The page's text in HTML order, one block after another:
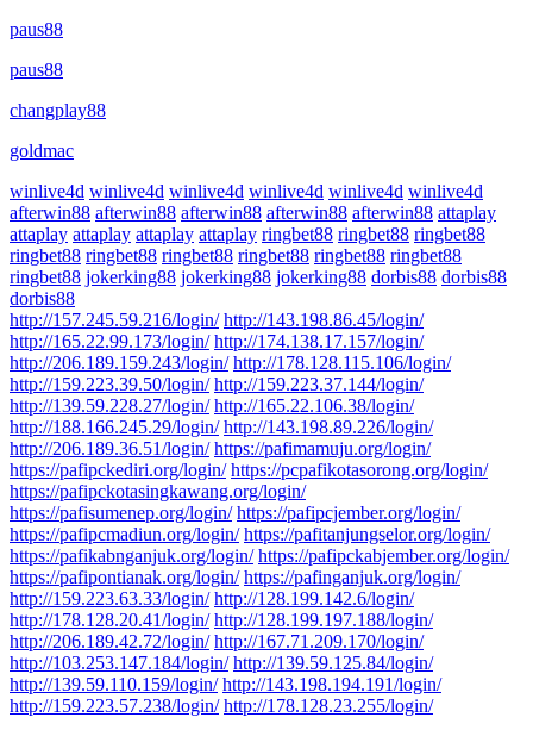
paus88
paus88
changplay88
goldmac
winlive4d winlive4d winlive4d winlive4d winlive4d winlive4d
afterwin88 afterwin88 afterwin88 afterwin88 afterwin88 attaplay
attaplay attaplay attaplay attaplay ringbet88 ringbet88 ringbet88
ringbet88 ringbet88 ringbet88 ringbet88 ringbet88 ringbet88
ringbet88 jokerking88 jokerking88 jokerking88 dorbis88 dorbis88
dorbis88
http://157.245.59.216/login/ http://143.198.86.45/login/
http://165.22.99.173/login/ http://174.138.17.157/login/
http://206.189.159.243/login/ http://178.128.115.106/login/
http://159.223.39.50/login/ http://159.223.37.144/login/
http://139.59.228.27/login/ http://165.22.106.38/login/
http://188.166.245.29/login/ http://143.198.89.226/login/
http://206.189.36.51/login/ https://pafimamuju.org/login/
https://pafipckediri.org/login/ https://pcpafikotasorong.org/login/
https://pafipckotasingkawang.org/login/
https://pafisumenep.org/login/ https://pafipcjember.org/login/
https://pafipcmadiun.org/login/ https://pafitanjungselor.org/login/
https://pafikabnganjuk.org/login/ https://pafipckabjember.org/login/
https://pafipontianak.org/login/ https://pafinganjuk.org/login/
http://159.223.63.33/login/ http://128.199.142.6/login/
http://178.128.20.41/login/ http://128.199.197.188/login/
http://206.189.42.72/login/ http://167.71.209.170/login/
http://103.253.147.184/login/ http://139.59.125.84/login/
http://139.59.110.159/login/ http://143.198.194.191/login/
http://159.223.57.238/login/ http://178.128.23.255/login/